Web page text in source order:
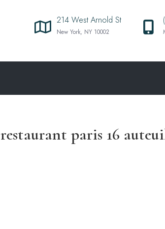
214 West Arnold St
New York, NY 10002
restaurant paris 16